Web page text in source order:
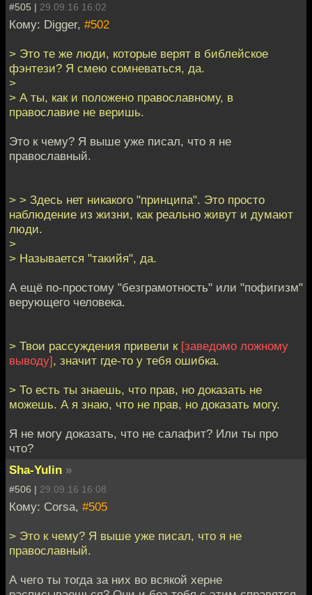
#505 | 29.09.16 16:02
Кому: Digger, #502
> Это те же люди, которые верят в библейское
фэнтези? Я смею сомневаться, да.
>
> А ты, как и положено православному, в
православие не веришь.
Это к чему? Я выше уже писал, что я не
православный.
> > Здесь нет никакого "принципа". Это просто
наблюдение из жизни, как реально живут и думают
люди.
>
> Называется "такийя", да.
А ещё по-простому "безграмотность" или "пофигизм"
верующего человека.
> Твои рассуждения привели к [заведомо ложному
выводу], значит где-то у тебя ошибка.
> То есть ты знаешь, что прав, но доказать не
можешь. А я знаю, что не прав, но доказать могу.
Я не могу доказать, что не салафит? Или ты про
что?
Sha-Yulin »
#506 | 29.09.16 16:08
Кому: Corsa, #505
> Это к чему? Я выше уже писал, что я не
православный.
А чего ты тогда за них во всякой херне